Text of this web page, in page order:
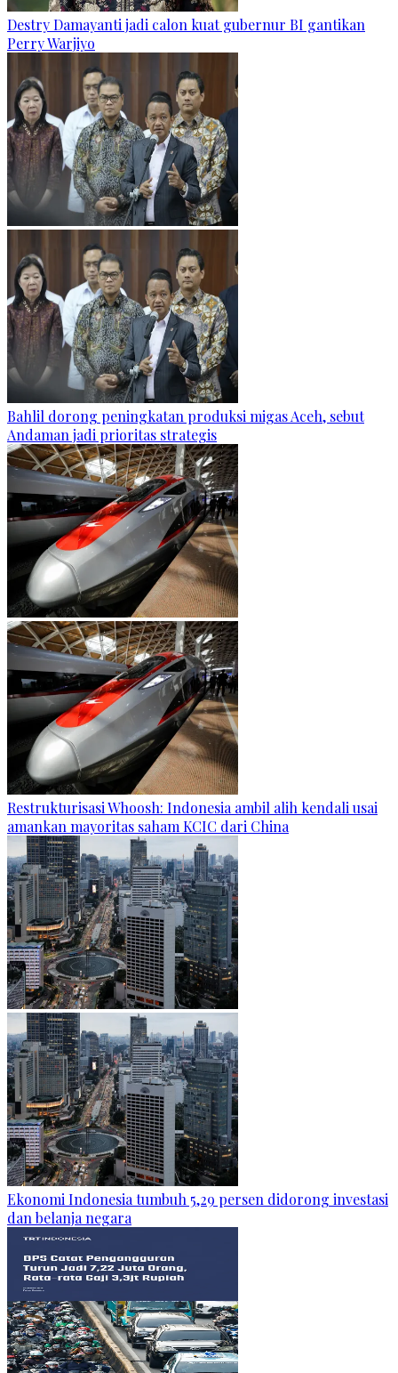
Destry Damayanti jadi calon kuat gubernur BI gantikan
Perry Warjiyo
Bahlil dorong peningkatan produksi migas Aceh, sebut
Andaman jadi prioritas strategis
Restrukturisasi Whoosh: Indonesia ambil alih kendali usai
amankan mayoritas saham KCIC dari China
Ekonomi Indonesia tumbuh 5,29 persen didorong investasi
dan belanja negara